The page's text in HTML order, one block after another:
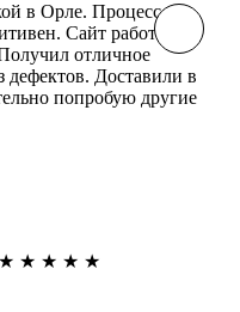
в Орле. Процесс
Сайт работает
отличное
дефектов. Доставили в
попробую другие
★ ★ ★ ★ ★